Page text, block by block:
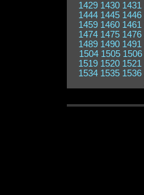
1429 1430 1431
1444 1445 1446
1459 1460 1461
1474 1475 1476
1489 1490 1491
1504 1505 1506
1519 1520 1521
1534 1535 1536